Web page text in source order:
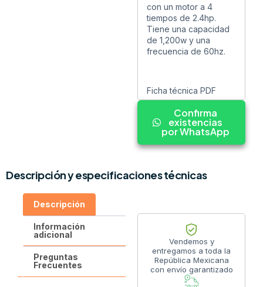
con un motor a 4
tiempos de 2.4hp.
Tiene una capacidad
de 1,200w y una
frecuencia de 60hz.
Ficha técnica PDF
Confirma
existencias
por WhatsApp
Descripción y especificaciones técnicas
Descripción
Información
adicional
Preguntas
Frecuentes
Vendemos y
entregamos a toda la
República Mexicana
con envío garantizado